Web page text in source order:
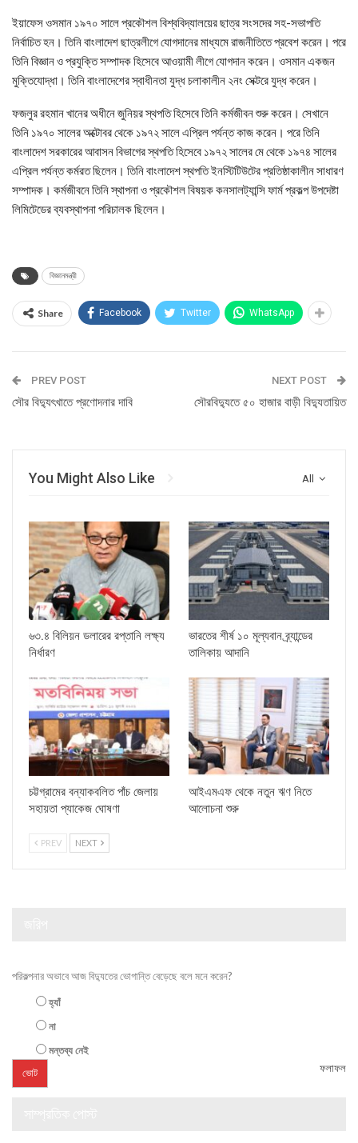
ইয়াফেস ওসমান ১৯৭০ সালে প্রকৌশল বিশ্ববিদ্যালয়ের ছাত্র সংসদের সহ-সভাপতি
নির্বাচিত হন। তিনি বাংলাদেশ ছাত্রলীগে যোগদানের মাধ্যমে রাজনীতিতে প্রবেশ করেন। পরে
তিনি বিজ্ঞান ও প্রযুক্তি সম্পাদক হিসেবে আওয়ামী লীগে যোগদান করেন। ওসমান একজন
মুক্তিযোদ্ধা। তিনি বাংলাদেশের স্বাধীনতা যুদ্ধ চলাকালীন ২নং সেক্টরে যুদ্ধ করেন।
ফজলুর রহমান খানের অধীনে জুনিয়র স্থপতি হিসেবে তিনি কর্মজীবন শুরু করেন। সেখানে
তিনি ১৯৭০ সালের অক্টোবর থেকে ১৯৭২ সালে এপ্রিল পর্যন্ত কাজ করেন। পরে তিনি
বাংলাদেশ সরকারের আবাসন বিভাগের স্থপতি হিসেবে ১৯৭২ সালের মে থেকে ১৯৭৪ সালের
এপ্রিল পর্যন্ত কর্মরত ছিলেন। তিনি বাংলাদেশ স্থপতি ইনস্টিটিউটের প্রতিষ্ঠাকালীন সাধারণ
সম্পাদক। কর্মজীবনে তিনি স্থাপনা ও প্রকৌশল বিষয়ক কনসালট্যান্সি ফার্ম প্রকল্প উপদেষ্টা
লিমিটেডের ব্যবস্থাপনা পরিচালক ছিলেন।
বিজ্ঞানমন্ত্রী
Share Facebook Twitter WhatsApp
PREV POST
সৌর বিদ্যুৎখাতে প্রণোদনার দাবি
NEXT POST
সৌরবিদ্যুতে ৫০ হাজার বাড়ী বিদ্যুতায়িত
All
You Might Also Like
৬৩.৪ বিলিয়ন ডলারের রপ্তানি লক্ষ্য
নির্ধারণ
ভারতের শীর্ষ ১০ মূল্যবান ব্র্যান্ডের
তালিকায় আদানি
চট্টগ্রামের বন্যাকবলিত পাঁচ জেলায়
সহায়তা প্যাকেজ ঘোষণা
আইএমএফ থেকে নতুন ঋণ নিতে
আলোচনা শুরু
PREV NEXT
পরিকল্পনার অভাবে আজ বিদ্যুতের ভোগান্তি বেড়েছে বলে মনে করেন?
হ্যাঁ
না
মন্তব্য নেই
ফলাফল